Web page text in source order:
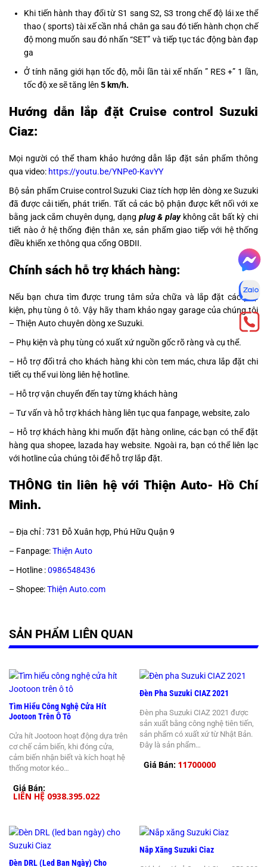
Khi tiến hành thay đổi từ S1 sang S2, S3 trong chế độ lái xe thể
thao ( sports) tài xế cần nhả chân ga sau đó tiến hành chọn chế
độ mong muốn sau đó nhấn “SET” và tiếp tục tác động bàn đạp
ga
Ở tính năng giới hạn tốc độ, mỗi lần tài xế nhấn ” RES +” 1 lần,
tốc độ xe sẽ tăng lên 5 km/h.
Hướng dẫn lắp đặt Cruise control Suzuki
Ciaz:
Mọi người có thể tham khảo hướng dẫn lắp đặt sản phẩm thông
qua video: https://youtu.be/YNPe0-KavYY
Bộ sản phẩmCruise control Suzuki Ciaztích hợp lên dòng xe Suzuki
đã được cải tiến, phát triển. Tất cả các bộ phận được kết nối với xe
bằng jack cắm chuyên dụng, dạng plug & play không cắt bất kỳ chi
tiết nào ở hệ thống điện thân xe, sản phẩm giao tiếp với hệ thống
điều khiển xe thông qua cổng OBDII.
Chính sách hỗ trợ khách hàng:
Nếu bạn chưa tìm được trung tâm sửa chữa và lắp đặt các phụ
kiện, phụ tùng ô tô. Vậy hãy tham khảo ngay garage của chúng tôi
– Thiện Auto chuyên dòng xe Suzuki.
– Phụ kiện và phụ tùng có xuất xứ nguồn gốc rõ ràng và cụ thể.
– Hỗ trợ đổi trả cho khách hàng khi còn tem mác, chưa lắp đặt chi
tiết cụ thể vui lòng liên hệ hotline.
– Hỗ trợ vận chuyển đến tay từng khách hàng
– Tư vấn và hỗ trợ khách hàng liên tục qua fanpage, website, zalo
– Hỗ trợ khách hàng khi muốn đặt hàng online, các bạn có thể đặt
hàng qua shopee, lazada hay website. Ngoài ra, bạn có thể liên lạc
với hotline của chúng tôi để hỗ trợ lắp đặt.
THÔNG tin liên hệ với Thiện Auto- Hồ Chí
Minh.
– Địa chỉ : 731 Đỗ Xuân hợp, Phú Hữu Quận 9
– Fanpage:Thiện Auto
– Hotline :0986548436
– Shopee:Thiện Auto.com
SẢN PHẨM LIÊN QUAN
Tìm Hiểu Công Nghệ Cửa Hít
Jootoon Trên Ô Tô
Cửa hít Jootoon hoạt động dựa trên
cơ chế cảm biến, khi đóng cửa,
cảm biến nhận biết và kích hoạt hệ
thống motor kéo…
Giá Bán:
LIÊN HỆ 0938.395.022
Đèn Pha Suzuki CIAZ 2021
Đèn pha Suzuki CIAZ 2021 được
sản xuất bằng công nghệ tiên tiến,
sản phẩm có xuất xứ từ Nhật Bản.
Đây là sản phẩm…
Giá Bán: 11700000
Đèn DRL (led Ban Ngày) Cho
Nắp Xăng Suzuki Ciaz